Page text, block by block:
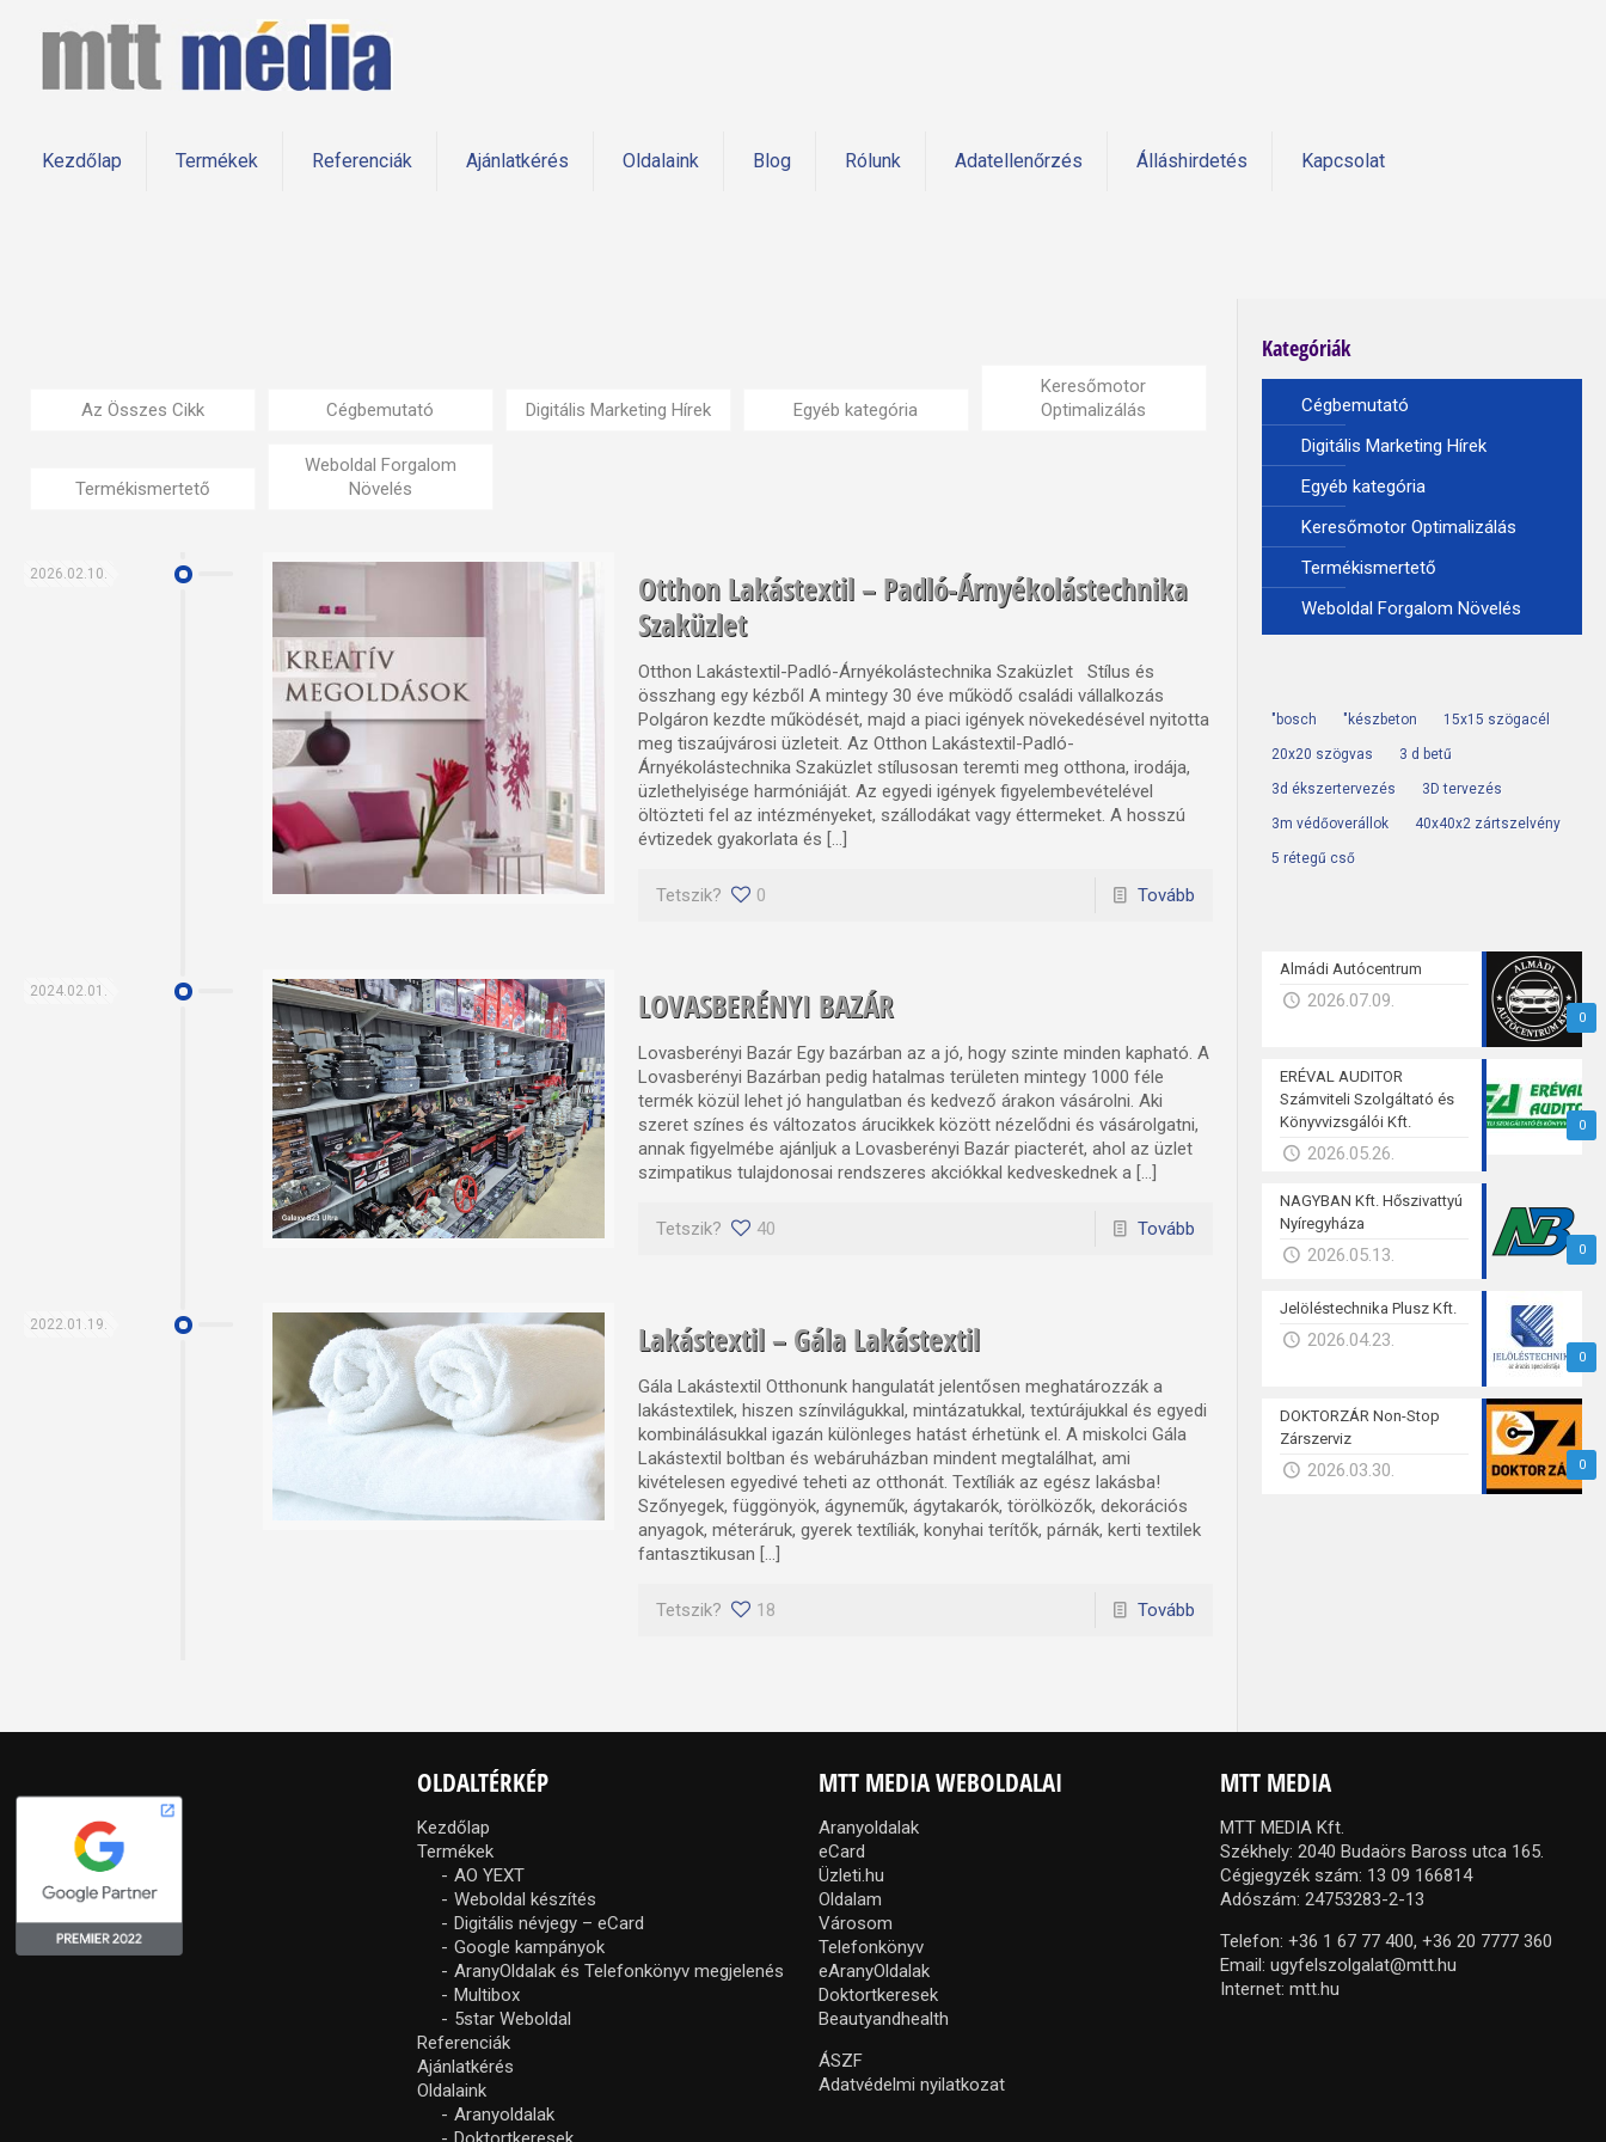
Kezdőlap Termékek Referenciák Ajánlatkérés Oldalaink Blog Rólunk Adatellenőrzés Álláshirdetés Kapcsolat
Az Összes Cikk Cégbemutató Digitális Marketing Hírek Egyéb kategória
Keresőmotor
Optimalizálás
Termékismertető
Weboldal Forgalom
Növelés
2026.02.10.
Otthon Lakástextil – Padló-Árnyékolástechnika
Szaküzlet
Otthon Lakástextil-Padló-Árnyékolástechnika Szaküzlet Stílus és
összhang egy kézből A mintegy 30 éve működő családi vállalkozás
Polgáron kezdte működését, majd a piaci igények növekedésével nyitotta
meg tiszaújvárosi üzleteit. Az Otthon Lakástextil-Padló-
Árnyékolástechnika Szaküzlet stílusosan teremti meg otthona, irodája,
üzlethelyisége harmóniáját. Az egyedi igények figyelembevételével
öltözteti fel az intézményeket, szállodákat vagy éttermeket. A hosszú
évtizedek gyakorlata és […]
Tetszik? 0 Tovább
2024.02.01. LOVASBERÉNYI BAZÁR
Lovasberényi Bazár Egy bazárban az a jó, hogy szinte minden kapható. A
Lovasberényi Bazárban pedig hatalmas területen mintegy 1000 féle
termék közül lehet jó hangulatban és kedvező árakon vásárolni. Aki
szeret színes és változatos árucikkek között nézelődni és vásárolgatni,
annak figyelmébe ajánljuk a Lovasberényi Bazár piacterét, ahol az üzlet
szimpatikus tulajdonosai rendszeres akciókkal kedveskednek a […]
Tetszik? 40 Tovább
2022.01.19. Lakástextil – Gála Lakástextil
Gála Lakástextil Otthonunk hangulatát jelentősen meghatározzák a
lakástextilek, hiszen színvilágukkal, mintázatukkal, textúrájukkal és egyedi
kombinálásukkal igazán különleges hatást érhetünk el. A miskolci Gála
Lakástextil boltban és webáruházban mindent megtalálhat, ami
kivételesen egyedivé teheti az otthonát. Textíliák az egész lakásba!
Szőnyegek, függönyök, ágyneműk, ágytakarók, törölközők, dekorációs
anyagok, méteráruk, gyerek textíliák, konyhai terítők, párnák, kerti textilek
fantasztikusan […]
Tetszik? 18 Tovább
Kategóriák
Cégbemutató
Digitális Marketing Hírek
Egyéb kategória
Keresőmotor Optimalizálás
Termékismertető
Weboldal Forgalom Növelés
"bosch "készbeton 15x15 szögacél
20x20 szögvas 3 d betű
3d ékszertervezés 3D tervezés
3m védőoverállok 40x40x2 zártszelvény
5 rétegű cső
0
Almádi Autócentrum
2026.07.09.
0
ERÉVAL AUDITOR
Számviteli Szolgáltató és
Könyvvizsgálói Kft.
2026.05.26.
0
NAGYBAN Kft. Hőszivattyú
Nyíregyháza
2026.05.13.
0
Jelöléstechnika Plusz Kft.
2026.04.23.
0
DOKTORZÁR Non-Stop
Zárszerviz
2026.03.30.
OLDALTÉRKÉP
Kezdőlap
Termékek
AO YEXT
Weboldal készítés
Digitális névjegy – eCard
Google kampányok
AranyOldalak és Telefonkönyv megjelenés
Multibox
5star Weboldal
Referenciák
Ajánlatkérés
Oldalaink
Aranyoldalak
MTT MEDIA WEBOLDALAI
Aranyoldalak
eCard
Üzleti.hu
Oldalam
Városom
Telefonkönyv
eAranyOldalak
Doktortkeresek
Beautyandhealth
ÁSZF
Adatvédelmi nyilatkozat
MTT MEDIA
MTT MEDIA Kft.
Székhely: 2040 Budaörs Baross utca 165.
Cégjegyzék szám: 13 09 166814
Adószám: 24753283-2-13
Telefon:+36 1 67 77 400, +36 20 7777 360
Email:ugyfelszolgalat@mtt.hu
Internet:mtt.hu